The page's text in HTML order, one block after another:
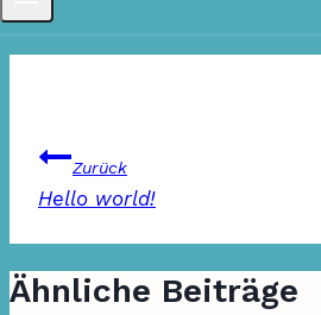
Beitragsnavigation
Zurück
Hello world!
Ähnliche Beiträge